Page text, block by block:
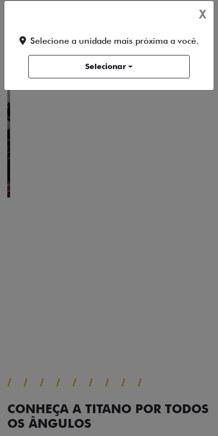
ACESSORIOS DESIGN PERFORMANCE
CONHEÇA A TITANO POR TODOS
OS ÂNGULOS
X
Selecione a unidade mais próxima a você.
Selecionar